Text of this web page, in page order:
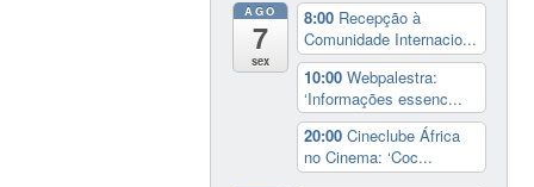
AGO
7
sex
8:00 Recepção à
Comunidade Internacio...
10:00Webpalestra:
‘Informações essenc...
20:00Cineclube África
no Cinema: ‘Coc...